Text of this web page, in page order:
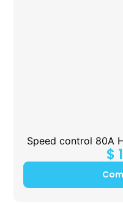
Speed control 80A
$